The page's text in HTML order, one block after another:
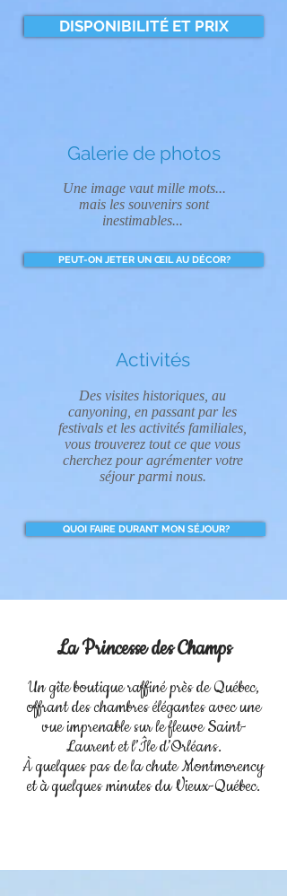
DISPONIBILITÉ ET PRIX
Galerie de photos
Une image vaut mille mots...
mais les souvenirs sont
inestimables...
PEUT-ON JETER UN ŒIL AU DÉCOR?
Activités
Des visites historiques, au
canyoning, en passant par les
festivals et les activités familiales,
vous trouverez tout ce que vous
cherchez pour agrémenter votre
séjour parmi nous.
QUOI FAIRE DURANT MON SÉJOUR?
La Princesse des Champs
Un gîte boutique raffiné près de Québec,
offrant des chambres élégantes avec une
vue imprenable sur le fleuve Saint-
Laurent et l’Île d’Orléans.
À quelques pas de la chute Montmorency
et à quelques minutes du Vieux-Québec.